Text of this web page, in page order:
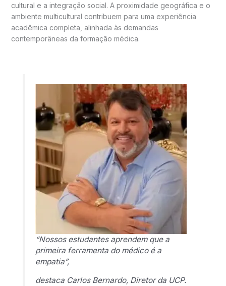
cultural e a integração social. A proximidade geográfica e o
ambiente multicultural contribuem para uma experiência
acadêmica completa, alinhada às demandas
contemporâneas da formação médica.
“Nossos estudantes aprendem que a
primeira ferramenta do médico é a
empatia”,
destaca Carlos Bernardo, Diretor da UCP.